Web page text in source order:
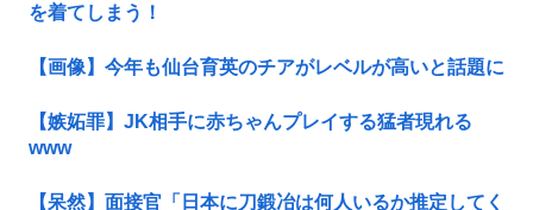
を着てしまう！
【画像】今年も仙台育英のチアがレベルが高いと話題に
【嫉妬罪】JK相手に赤ちゃんプレイする猛者現れる
www
【呆然】面接官「日本に刀鍛冶は何人いるか推定してく